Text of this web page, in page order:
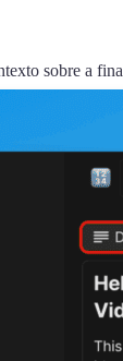
sobre a